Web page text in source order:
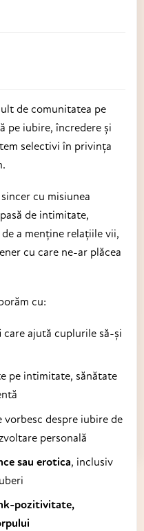
de comunitatea pe
pe iubire, încredere și
selectivi în privința
cu misiunea
de intimitate,
a menține relațiile vii,
cu care ne-ar plăcea
cu:
care ajută cuplurile să-și
pe intimitate, sănătate
despre iubire de
personală
sau erotica, inclusiv
pozitivitate,